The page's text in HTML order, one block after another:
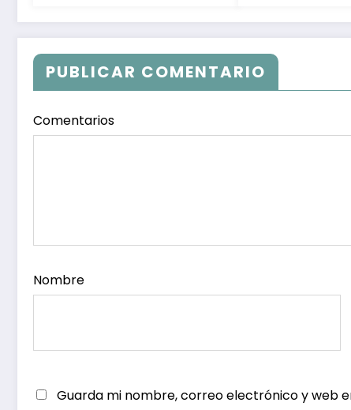
República Dominicana:
Tendencias y
Opiniones de los
Ciudadanos
la
Política
PUBLICAR COMENTARIO
Comentarios
Nombre
Guarda mi nombre, correo electrónico y web